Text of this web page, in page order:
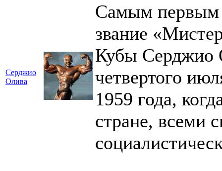
Серджио
Олива
Самым первым
звание
Кубы Серджио
четвертого
1959 года,
стране, всеми